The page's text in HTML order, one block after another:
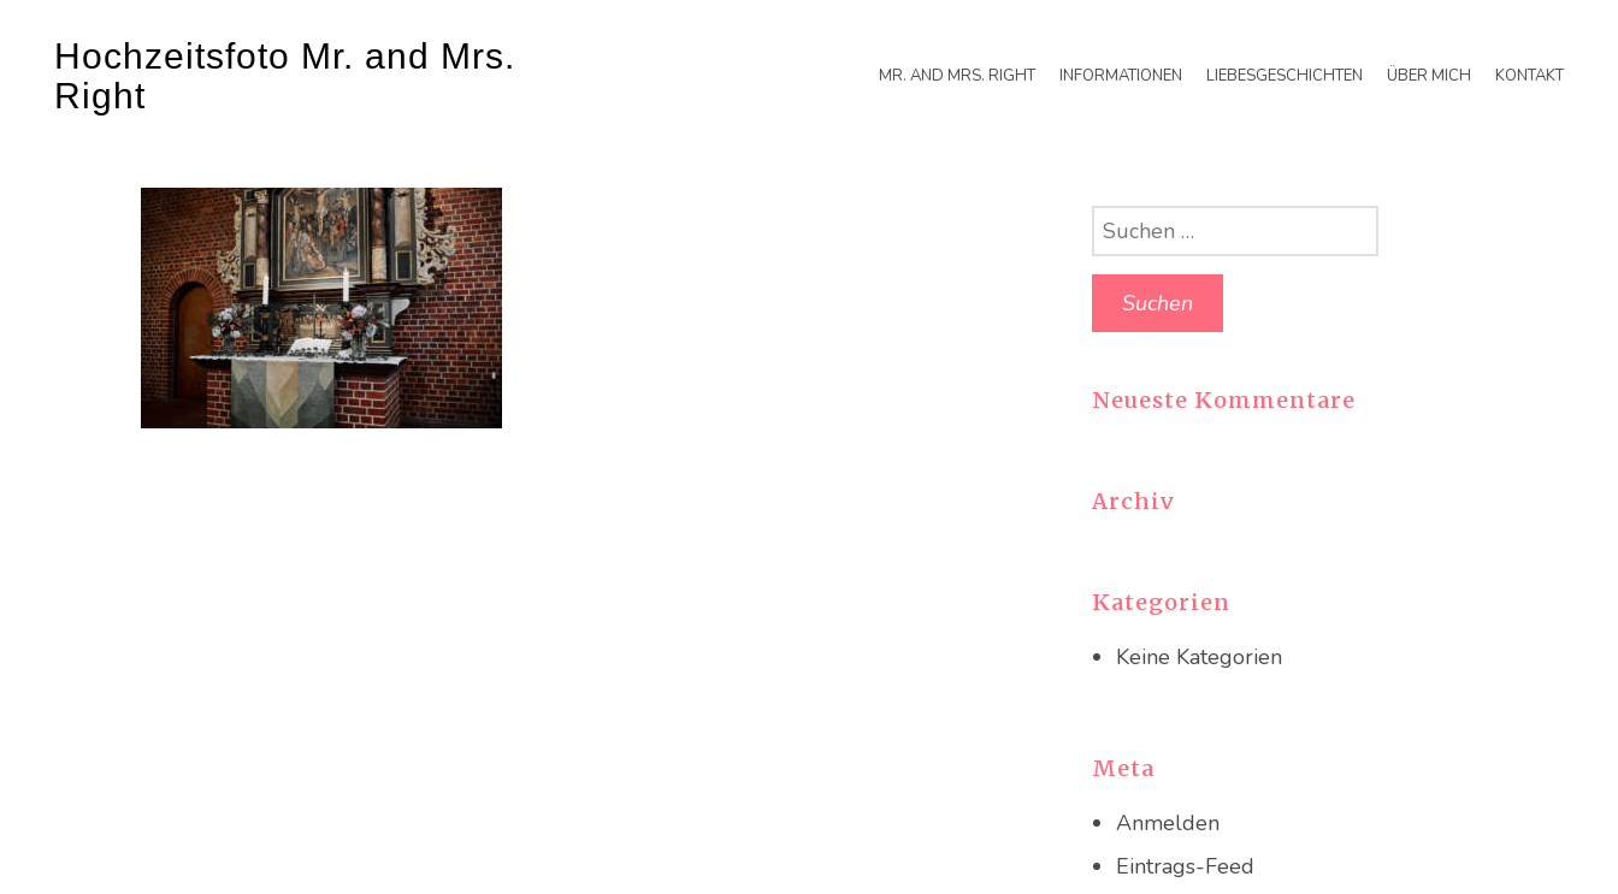
content
Hochzeitsfoto Mr. and Mrs.
Right
MR. AND MRS. RIGHT INFORMATIONEN LIEBESGESCHICHTEN ÜBER MICH KONTAKT
Suchen
nach:
Neueste Kommentare
Archiv
Kategorien
Keine Kategorien
Meta
Anmelden
Eintrags-Feed